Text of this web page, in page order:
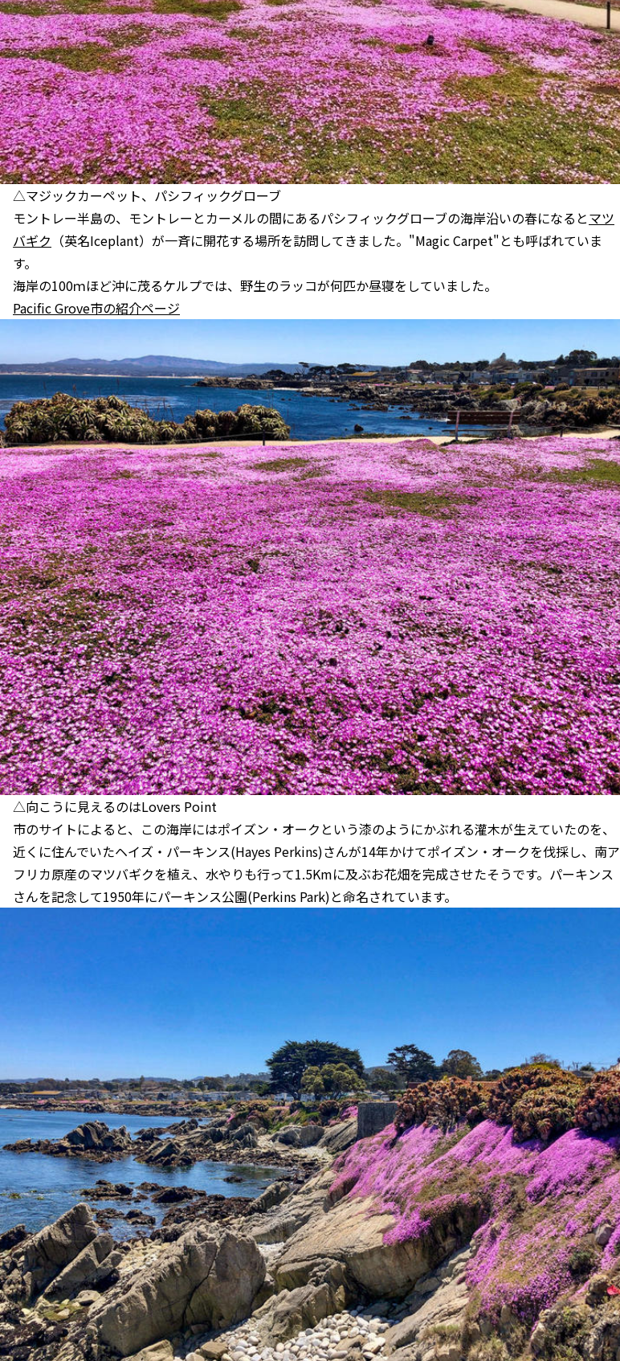
△マジックカーペット、パシフィックグローブ
モントレー半島の、モントレーとカーメルの間にあるパシフィックグローブの海岸沿いの春になるとマツ
バギク （英名Iceplant）が一斉に開花する場所を訪問してきました。"Magic Carpet"とも呼ばれていま
す。
海岸の100ｍほど沖に茂るケルプでは、野生のラッコが何匹か昼寝をしていました。
Pacific Grove市の紹介ページ
△向こうに見えるのはLovers Point
市のサイトによると、この海岸にはポイズン・オークという漆のようにかぶれる灌木が生えていたのを、
近くに住んでいたヘイズ・パーキンス(Hayes Perkins)さんが14年かけてポイズン・オークを伐採し、南ア
フリカ原産のマツバギクを植え、水やりも行って1.5Kmに及ぶお花畑を完成させたそうです。パーキンス
さんを記念して1950年にパーキンス公園(Perkins Park)と命名されています。